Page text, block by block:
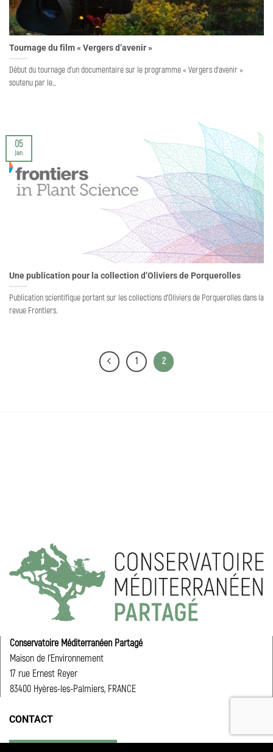
Tournage du film « Vergers d’avenir »
Début du tournage d'un documentaire sur le programme « Vergers d’avenir »
soutenu par le...
Une publication pour la collection d’Oliviers de Porquerolles
Publication scientifique portant sur les collections d'Oliviers de Porquerolles dans la
revue Frontiers.
05
Jan
1 2
Conservatoire Méditerranéen Partagé
Maison de l’Environnement
17 rue Ernest Reyer
83400 Hyères-les-Palmiers, FRANCE
CONTACT